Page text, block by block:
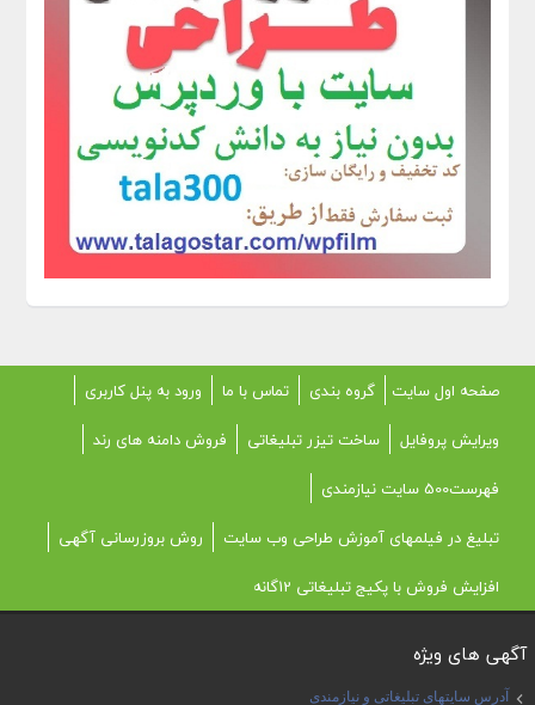
صفحه اول سایت گروه بندی تماس با ما
ورود به پنل کاربری
ویرایش پروفایل
ساخت تیزر تبلیغاتی
فروش دامنه های رند
فهرست500 سایت نیازمندی
تبلیغ در فیلمهای آموزش طراحی وب سایت
روش بروزرسانی آگهی
افزایش فروش با پکیج تبلیغاتی 12گانه
آگهی های ویژه
آدرس سایتهای تبلیغاتی و نیازمندی